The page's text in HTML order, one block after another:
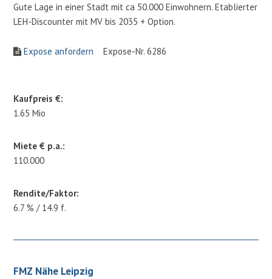
Gute Lage in einer Stadt mit ca 50.000 Einwohnern. Etablierter
LEH-Discounter mit MV bis 2035 + Option.
Expose anfordern Expose-Nr. 6286
Kaufpreis €:
1.65 Mio
Miete € p.a.:
110.000
Rendite/Faktor:
6.7 % / 14.9 f.
FMZ Nähe Leipzig